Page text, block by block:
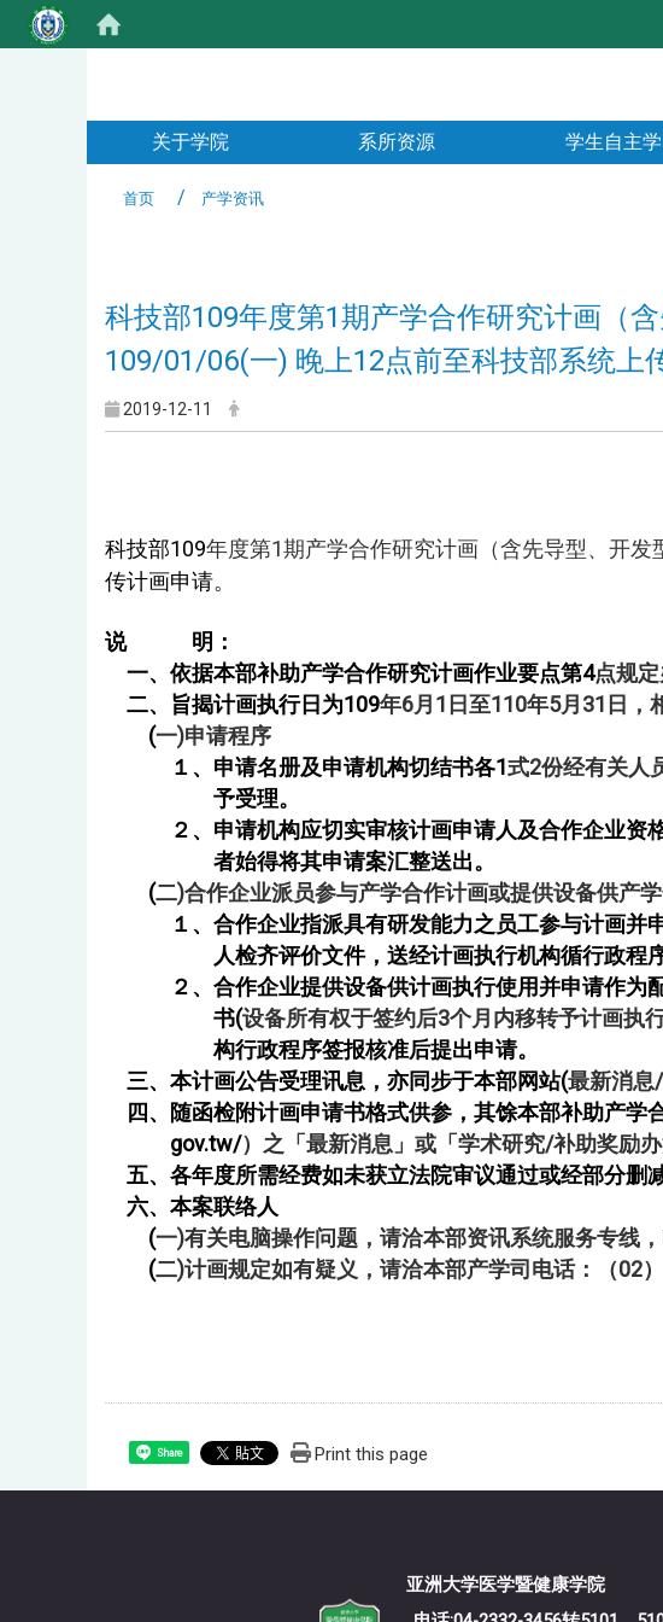
关于学院 系所资源 学生自主
首页 产学资讯
科技部109年度第1期产学合作研究计画（
109/01/06(一) 晚上12点前至科技部系统上
2019-12-11
科技部109年度第1期产学合作研究计画（含先导型、开
传计画申请。
说 明：
一、依据本部补助产学合作研究计画作业要点第4点规定
二、旨揭计画执行日为109年6月1日至110年5月31日，
(一)申请程序
１、申请名册及申请机构切结书各1式2份经有关人
予受理。
２、申请机构应切实审核计画申请人及合作企业资格
者始得将其申请案汇整送出。
(二)合作企业派员参与产学合作计画或提供设备供产
１、合作企业指派具有研发能力之员工参与计画并申
人检齐评价文件，送经计画执行机构循行政程序
２、合作企业提供设备供计画执行使用并申请作为配
书(设备所有权于签约后3个月内移转予计画执
构行政程序签报核准后提出申请。
三、本计画公告受理讯息，亦同步于本部网站(最新消息/
四、随函检附计画申请书格式供参，其馀本部补助产学
gov.tw/）之「最新消息」或「学术研究/补助奖励
五、各年度所需经费如未获立法院审议通过或经部分删
六、本案联络人
(一)有关电脑操作问题，请洽本部资讯系统服务专线
(二)计画规定如有疑义，请洽本部产学司电话：（02
Share Print this page
亚洲大学医学暨